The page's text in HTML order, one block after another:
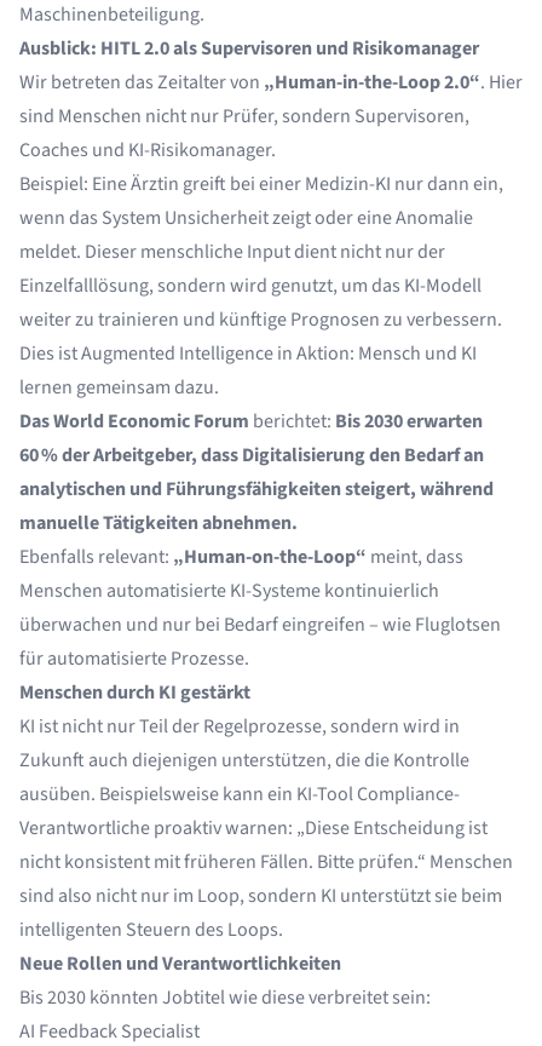
Maschinenbeteiligung.
Ausblick: HITL 2.0 als Supervisoren und Risikomanager
Wir betreten das Zeitalter von „Human-in-the-Loop 2.0“. Hier
sind Menschen nicht nur Prüfer, sondern Supervisoren,
Coaches und KI-Risikomanager.
Beispiel: Eine Ärztin greift bei einer Medizin-KI nur dann ein,
wenn das System Unsicherheit zeigt oder eine Anomalie
meldet. Dieser menschliche Input dient nicht nur der
Einzelfalllösung, sondern wird genutzt, um das KI-Modell
weiter zu trainieren und künftige Prognosen zu verbessern.
Dies ist Augmented Intelligence in Aktion: Mensch und KI
lernen gemeinsam dazu.
Das World Economic Forum berichtet: Bis 2030 erwarten
60 % der Arbeitgeber, dass Digitalisierung den Bedarf an
analytischen und Führungsfähigkeiten steigert, während
manuelle Tätigkeiten abnehmen.
Ebenfalls relevant: „Human-on-the-Loop“ meint, dass
Menschen automatisierte KI-Systeme kontinuierlich
überwachen und nur bei Bedarf eingreifen – wie Fluglotsen
für automatisierte Prozesse.
Menschen durch KI gestärkt
KI ist nicht nur Teil der Regelprozesse, sondern wird in
Zukunft auch diejenigen unterstützen, die die Kontrolle
ausüben. Beispielsweise kann ein KI-Tool Compliance-
Verantwortliche proaktiv warnen: „Diese Entscheidung ist
nicht konsistent mit früheren Fällen. Bitte prüfen.“ Menschen
sind also nicht nur im Loop, sondern KI unterstützt sie beim
intelligenten Steuern des Loops.
Neue Rollen und Verantwortlichkeiten
Bis 2030 könnten Jobtitel wie diese verbreitet sein:
AI Feedback Specialist